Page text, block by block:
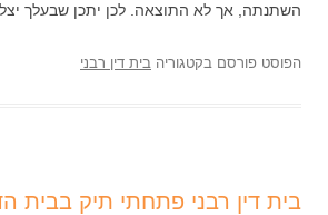
השתנתה, אך לא התוצאה. לכן יתכן שבעלך
הפוסט פורסם בקטגוריה בית דין רבני
בית דין רבני פתחתי תיק בבית